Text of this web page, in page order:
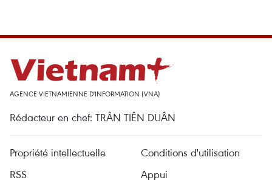
AGENCE VIETNAMIENNE D'INFORMATION (VNA)
Rédacteur en chef: TRÂN TIÊN DUÂN
Propriété intellectuelle
Conditions d'utilisation
RSS
Appui